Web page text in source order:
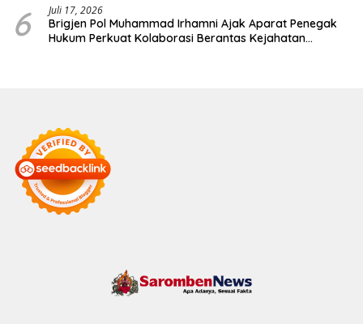
6 Juli 17, 2026
Brigjen Pol Muhammad Irhamni Ajak Aparat Penegak
Hukum Perkuat Kolaborasi Berantas Kejahatan